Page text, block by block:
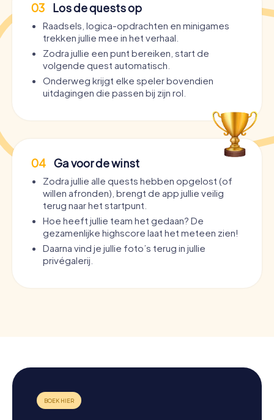
03 Los de quests op
Raadsels, logica-opdrachten en minigames
trekken jullie mee in het verhaal.
Zodra jullie een punt bereiken, start de
volgende quest automatisch.
Onderweg krijgt elke speler bovendien
uitdagingen die passen bij zijn rol.
04 Ga voor de winst
Zodra jullie alle quests hebben opgelost (of
willen afronden), brengt de app jullie veilig
terug naar het startpunt.
Hoe heeft jullie team het gedaan? De
gezamenlijke highscore laat het meteen zien!
Daarna vind je jullie foto’s terug in jullie
privégalerij.